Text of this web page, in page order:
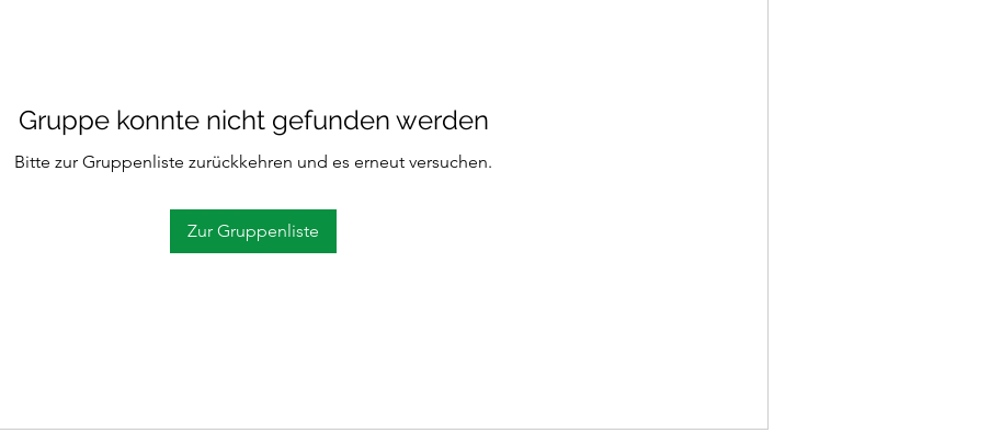
Gruppe konnte nicht gefunden werden
Bitte zur Gruppenliste zurückkehren und es erneut versuchen.
Zur Gruppenliste